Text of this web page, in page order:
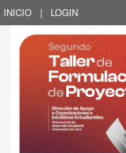
INICIO | LOGIN